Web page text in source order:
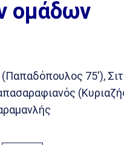
ομάδων
75′),